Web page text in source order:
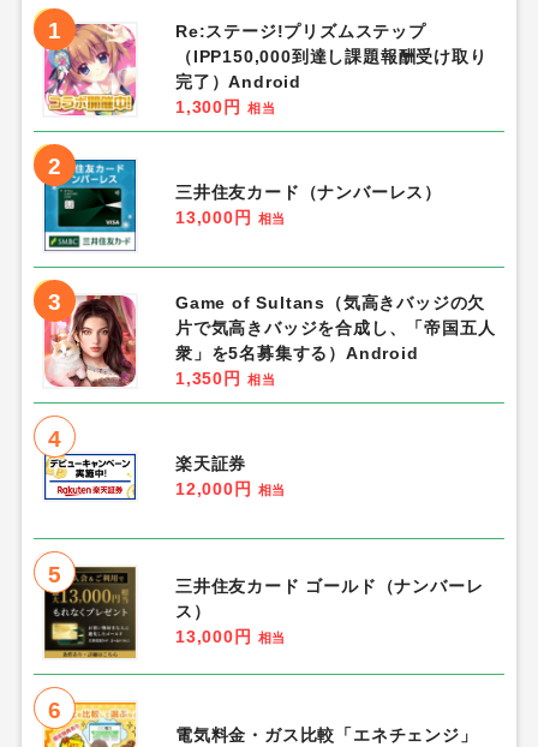
1
Re:ステージ!プリズムステップ
（IPP150,000到達し課題報酬受け取り
完了）Android
1,300円
相当
2
三井住友カード（ナンバーレス）
13,000円
相当
3
Game of Sultans（気高きバッジの欠
片で気高きバッジを合成し、「帝国五人
衆」を5名募集する）Android
1,350円
相当
4
楽天証券
12,000円
相当
5
三井住友カード ゴールド（ナンバーレ
ス）
13,000円
相当
6
電気料金・ガス比較「エネチェンジ」